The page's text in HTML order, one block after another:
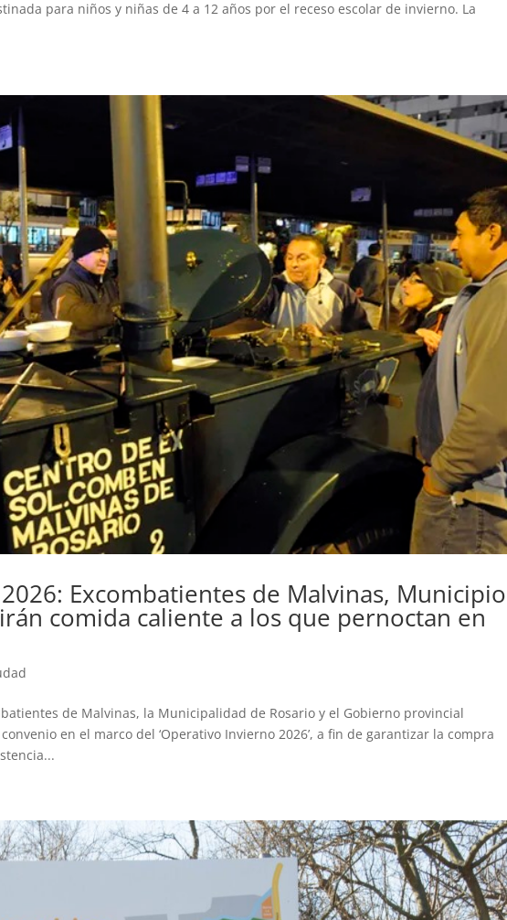
para niños y niñas de 4 a 12 años por el receso escolar de invierno. La
Excombatientes de Malvinas, Municipio
comida caliente a los que pernoctan en
de Malvinas, la Municipalidad de Rosario y el Gobierno provincial
en el marco del ‘Operativo Invierno 2026’, a fin de garantizar la compra